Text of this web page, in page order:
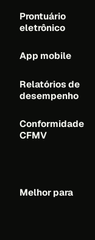
Prontuário
eletrônico
App mobile
Relatórios de
desempenho
Conformidade
CFMV
Melhor para